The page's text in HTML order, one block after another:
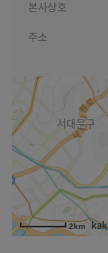
본사상호
주소
2km